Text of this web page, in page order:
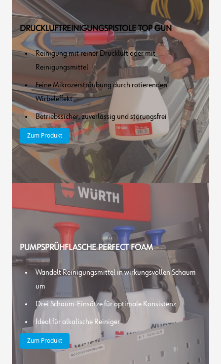
DRUCKLUFTREINIGUNGSPISTOLE TOP GUN
Reinigung mit reiner Druckluft oder mit
Reinigungsmittel
Feine Mikrozersträubung durch rotierenden
Wirbeleffekt
Betriebssicher, zuverlässig und störungsfrei
Zum Produkt
PUMPSPRÜHFLASCHE PERFECT FOAM
Wandelt Reinigungsmittel in wirkungsvollen Schaum
um
Drei Schaum-Einsätze für optimale Konsistenz
Ideal für alkalische Reiniger
Zum Produkt